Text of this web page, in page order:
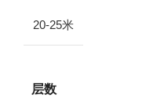
20-25米
层数